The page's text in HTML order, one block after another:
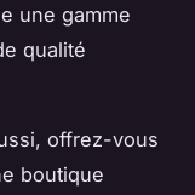
une gamme
qualité
offrez-vous
boutique